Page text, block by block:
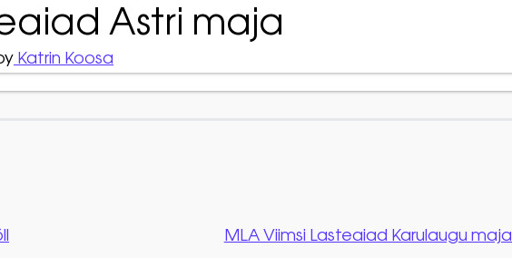
Astri maja
Katrin Koosa
MLA Viimsi Lasteaiad Karulaugu maja